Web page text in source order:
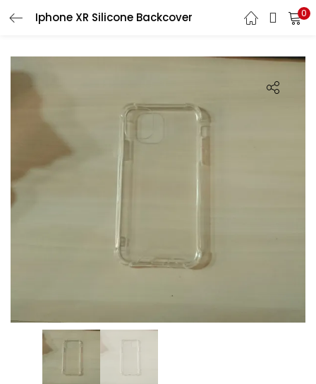
Iphone XR Silicone Backcover 0
LOGIN REGISTER
Enter your username and password to login.
Remember me